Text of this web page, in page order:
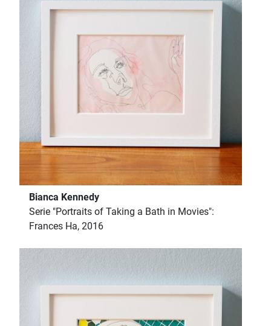
Bianca Kennedy
Serie "Portraits of Taking a Bath in Movies":
Frances Ha, 2016